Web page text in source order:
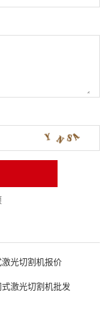
光切割机报价
激光切割机批发